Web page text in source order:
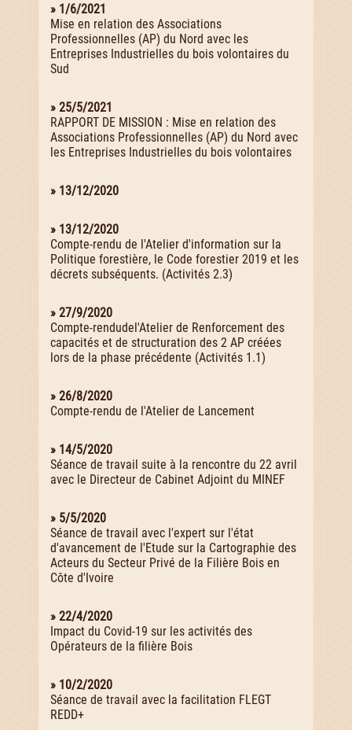
» 1/6/2021
Mise en relation des Associations
Professionnelles (AP) du Nord avec les
Entreprises Industrielles du bois volontaires du
Sud
» 25/5/2021
RAPPORT DE MISSION : Mise en relation des
Associations Professionnelles (AP) du Nord avec
les Entreprises Industrielles du bois volontaires
» 13/12/2020
» 13/12/2020
Compte-rendu de l'Atelier d'information sur la
Politique forestière, le Code forestier 2019 et les
décrets subséquents. (Activités 2.3)
» 27/9/2020
Compte-rendudel'Atelier de Renforcement des
capacités et de structuration des 2 AP créées
lors de la phase précédente (Activités 1.1)
» 26/8/2020
Compte-rendu de l'Atelier de Lancement
» 14/5/2020
Séance de travail suite à la rencontre du 22 avril
avec le Directeur de Cabinet Adjoint du MINEF
» 5/5/2020
Séance de travail avec l'expert sur l'état
d'avancement de l'Etude sur la Cartographie des
Acteurs du Secteur Privé de la Filière Bois en
Côte d'Ivoire
» 22/4/2020
Impact du Covid-19 sur les activités des
Opérateurs de la filière Bois
» 10/2/2020
Séance de travail avec la facilitation FLEGT
REDD+